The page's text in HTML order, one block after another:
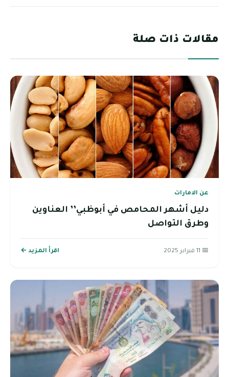
مقالات ذات صلة
عن الامارات
دليل أشهر المحامص في أبوظبي’’ العناوين
وطرق التواصل
📅 11 فبراير 2025 اقرأ المزيد ←